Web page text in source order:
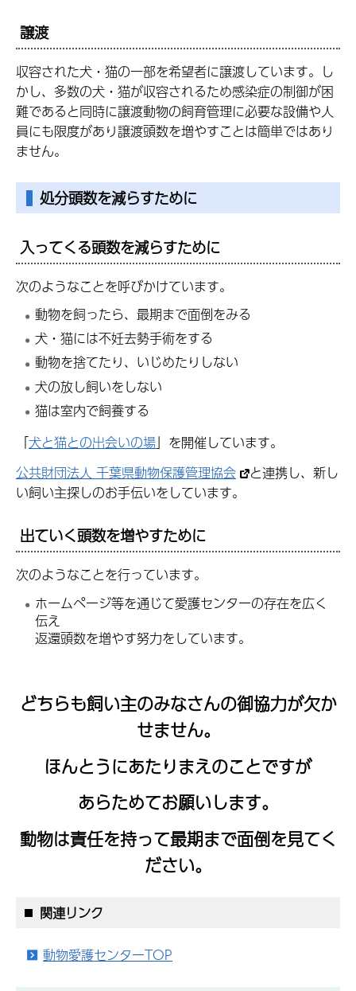
譲渡
収容された犬・猫の一部を希望者に譲渡しています。し
かし、多数の犬・猫が収容されるため感染症の制御が困
難であると同時に譲渡動物の飼育管理に必要な設備や人
員にも限度があり譲渡頭数を増やすことは簡単ではあり
ません。
処分頭数を減らすために
入ってくる頭数を減らすために
次のようなことを呼びかけています。
動物を飼ったら、最期まで面倒をみる
犬・猫には不妊去勢手術をする
動物を捨てたり、いじめたりしない
犬の放し飼いをしない
猫は室内で飼養する
「犬と猫との出会いの場」を開催しています。
公共財団法人 千葉県動物保護管理協会
と連携し、新し
い飼い主探しのお手伝いをしています。
出ていく頭数を増やすために
次のようなことを行っています。
ホームページ等を通じて愛護センターの存在を広く
伝え
返還頭数を増やす努力をしています。
どちらも飼い主のみなさんの御協力が欠か
せません。
ほんとうにあたりまえのことですが
あらためてお願いします。
動物は責任を持って最期まで面倒を見てく
ださい。
関連リンク
動物愛護センターTOP